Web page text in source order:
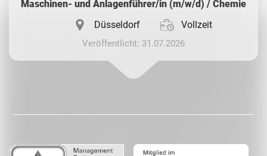
Maschinen- und Anlagenführer/in (m/w/d) / Chemie
Düsseldorf
Vollzeit
Veröffentlicht: 31.07.2026